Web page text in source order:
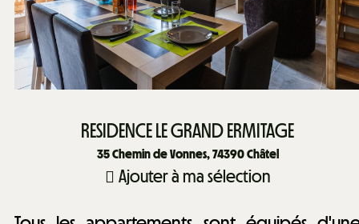
RESIDENCE LE GRAND ERMITAGE
35Chemin de Vonnes, 74390 Châtel
Ajouter à ma sélection